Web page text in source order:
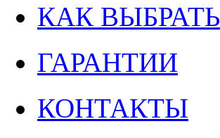
КАК ВЫБРАТЬ
ГАРАНТИИ
КОНТАКТЫ